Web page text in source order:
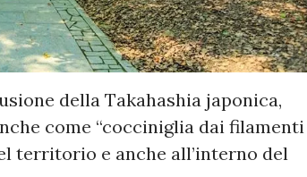
della Takahashia japonica,
come “cocciniglia dai filamenti
territorio e anche all’interno del